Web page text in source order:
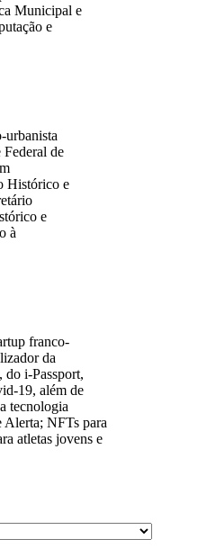
Municipal e
e
urbanista
de
Histórico e
e
à
franco-
da
do i-Passport,
19, além de
tecnologia
Alerta; NFTs para
atletas jovens e